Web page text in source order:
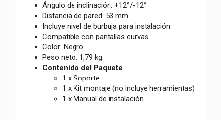
Ángulo de inclinación: +12°/-12°
Distancia de pared: 53 mm
Incluye nivel de burbuja para instalación
Compatible con pantallas curvas
Color: Negro
Peso neto: 1,79 kg.
Contenido del Paquete
1 x Soporte
1 x Kit montaje (no incluye herramientas)
1 x Manual de instalación